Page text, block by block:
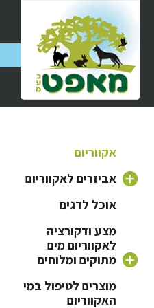
אקווריום
אביזרים לאקווריום
משאבה לאקווריום
פילטר לאקווריום
ראש כוח לאקווריום
תאורה לאקווריום
אוכל לדגים
מצע ודקורציה
לאקווריום מים
מתוקים ומלוחים
חצץ לאקווריום
מוצרים לטיפול במי
האקווריום